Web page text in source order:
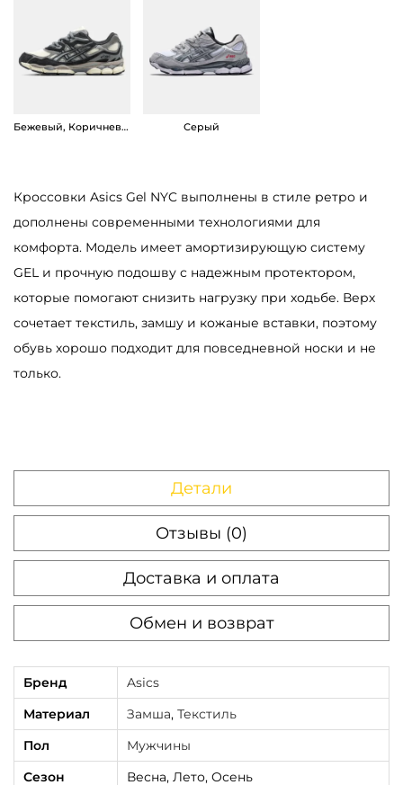
I
v
Бежевый, Коричневый Серый
Кроссовки Asics Gel NYC выполнены в стиле ретро и
дополнены современными технологиями для
комфорта. Модель имеет амортизирующую систему
GEL и прочную подошву с надежным протектором,
которые помогают снизить нагрузку при ходьбе. Верх
сочетает текстиль, замшу и кожаные вставки, поэтому
обувь хорошо подходит для повседневной носки и не
только.
Детали
Отзывы (0)
Доставка и оплата
Обмен и возврат
Бренд
Asics
Материал
Замша, Текстиль
Пол
Мужчины
Сезон
Весна, Лето, Осень